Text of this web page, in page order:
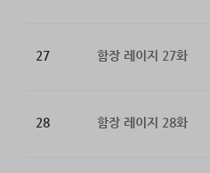
27 함장 레이지 27화
28 함장 레이지 28화